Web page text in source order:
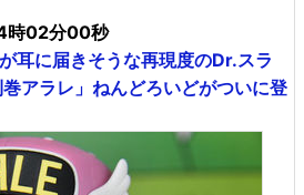
時02分00秒
耳に届きそうな再現度のDr.スラ
アラレ」ねんどろいどがついに登